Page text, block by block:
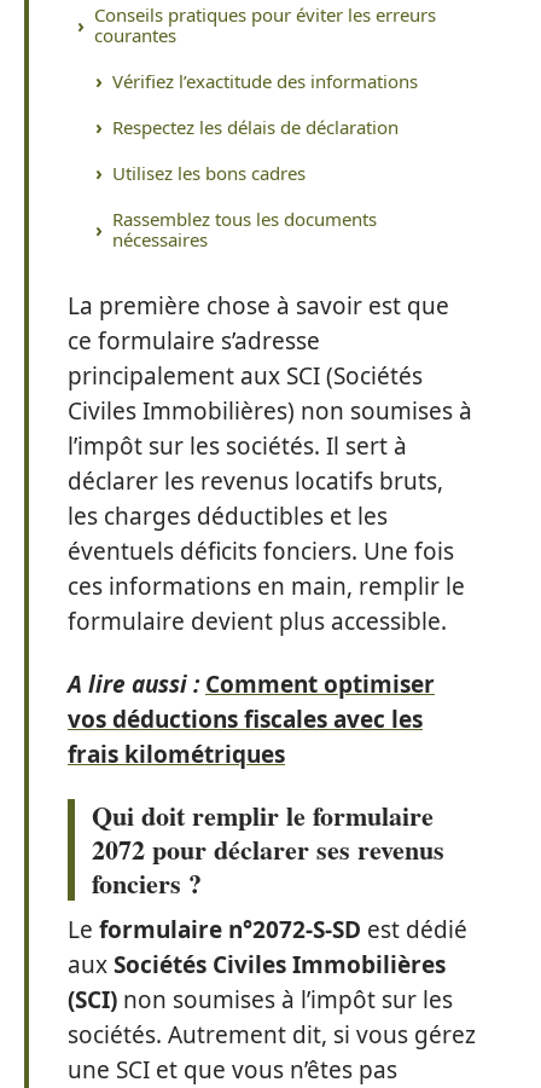
Conseils pratiques pour éviter les erreurs
courantes
Vérifiez l’exactitude des informations
Respectez les délais de déclaration
Utilisez les bons cadres
Rassemblez tous les documents
nécessaires
La première chose à savoir est que
ce formulaire s’adresse
principalement aux SCI (Sociétés
Civiles Immobilières) non soumises à
l’impôt sur les sociétés. Il sert à
déclarer les revenus locatifs bruts,
les charges déductibles et les
éventuels déficits fonciers. Une fois
ces informations en main, remplir le
formulaire devient plus accessible.
A lire aussi : Comment optimiser
vos déductions fiscales avec les
frais kilométriques
Qui doit remplir le formulaire
2072 pour déclarer ses revenus
fonciers ?
Le formulaire n°2072-S-SD est dédié
auxSociétés Civiles Immobilières
(SCI) non soumises à l’impôt sur les
sociétés. Autrement dit, si vous gérez
une SCI et que vous n’êtes pas